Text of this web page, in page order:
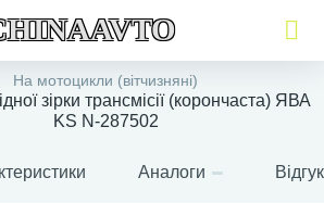
На мотоцикли (вітчизняні)
зірки трансмісії (корончаста) ЯВА
KS N-287502
Аналоги